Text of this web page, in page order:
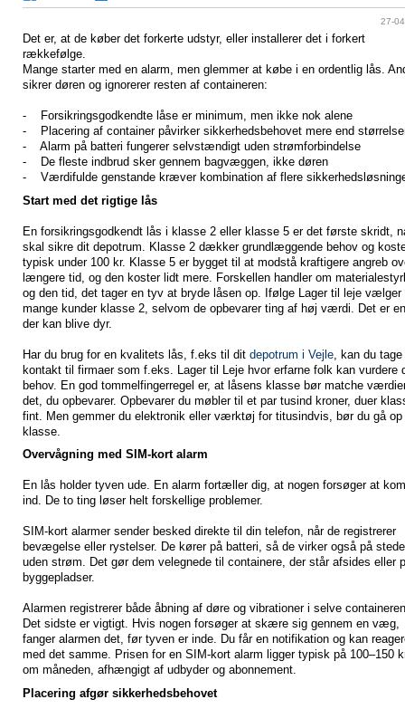
27-
Det er, at de køber det forkerte udstyr, eller installerer det i forkert
rækkefølge.
Mange starter med en alarm, men glemmer at købe i en ordentlig lås.
sikrer døren og ignorerer resten af containeren:
- Forsikringsgodkendte låse er minimum, men ikke nok alene
- Placering af container påvirker sikkerhedsbehovet mere end
- Alarm på batteri fungerer selvstændigt uden strømforbindelse
- De fleste indbrud sker gennem bagvæggen, ikke døren
- Værdifulde genstande kræver kombination af flere
Start med det rigtige lås
En forsikringsgodkendt lås i klasse 2 eller klasse 5 er det første skridt,
skal sikre dit depotrum. Klasse 2 dækker grundlæggende behov og
typisk under 100 kr. Klasse 5 er bygget til at modstå kraftigere angreb
længere tid, og den koster lidt mere. Forskellen handler om
og den tid, det tager en tyv at bryde låsen op. Ifølge Lager til leje vælger
mange kunder klasse 2, selvom de opbevarer ting af høj værdi. Det er
der kan blive dyr.
Har du brug for en kvalitets lås, f.eks til dit depotrum i Vejle , kan du tage
kontakt til firmaer som f.eks. Lager til Leje hvor erfarne folk kan vurdere
behov. En god tommelfingerregel er, at låsens klasse bør matche
det, du opbevarer. Opbevarer du møbler til et par tusind kroner, duer
fint. Men gemmer du elektronik eller værktøj for titusindvis, bør du gå op
klasse.
Overvågning med SIM-kort alarm
En lås holder tyven ude. En alarm fortæller dig, at nogen forsøger at
ind. De to ting løser helt forskellige problemer.
SIM-kort alarmer sender besked direkte til din telefon, når de registrerer
bevægelse eller rystelser. De kører på batteri, så de virker også på
uden strøm. Det gør dem velegnede til containere, der står afsides eller
byggepladser.
Alarmen registrerer både åbning af døre og vibrationer i selve
Det sidste er vigtigt. Hvis nogen forsøger at skære sig gennem en væg,
fanger alarmen det, før tyven er inde. Du får en notifikation og kan
med det samme. Prisen for en SIM-kort alarm ligger typisk på 100–150
om måneden, afhængigt af udbyder og abonnement.
Placering afgør sikkerhedsbehovet